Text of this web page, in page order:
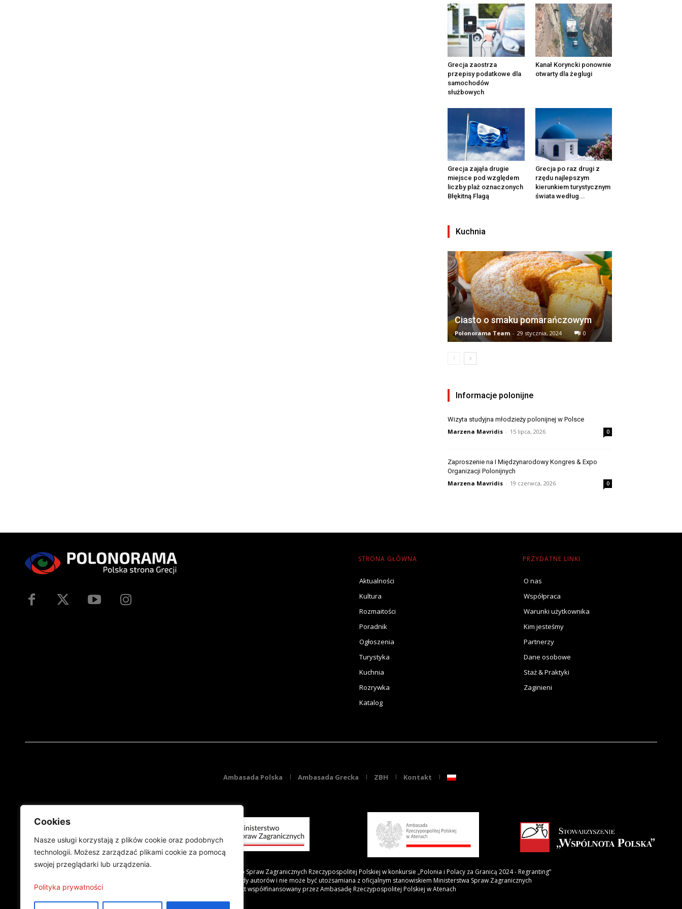
Cookies
Nasze usługi korzystają z plików cookie oraz podobnych
technologii. Możesz zarządzać plikami cookie za pomocą
swojej przeglądarki lub urządzenia.
Polityka prywatności
Grecja zaostrza
przepisy podatkowe dla
samochodów
służbowych
Kanał Koryncki ponownie
otwarty dla żeglugi
Grecja zająła drugie
miejsce pod względem
liczby plaż oznaczonych
Błękitną Flagą
Grecja po raz drugi z
rzędu najlepszym
kierunkiem turystycznym
świata według...
Kuchnia
Ciasto o smaku pomarańczowym
Polonorama Team - 29 stycznia, 2024 0
Informacje polonijne
Wizyta studyjna młodzieży polonijnej w Polsce
Marzena Mavridis - 15 lipca, 2026 0
Zaproszenie na I Międzynarodowy Kongres & Expo
Organizacji Polonijnych
Marzena Mavridis - 19 czerwca, 2026 0
STRONA GŁÓWNA
Aktualności
Kultura
Rozmaitości
Poradnik
Ogłoszenia
Turystyka
Kuchnia
Rozrywka
Katalog
PRZYDATNE LINKI
O nas
Współpraca
Warunki użytkownika
Kim jesteśmy
Partnerzy
Dane osobowe
Staż & Praktyki
Zaginieni
Ambasada Polska Ambasada Grecka ZBH Kontakt
Projekt finansowany przez Ministerstwo Spraw Zagranicznych Rzeczypospolitej Polskiej w konkursie „Polonia i Polacy za Granicą 2024 - Regranting”
Publikacja wyraża jedynie poglądy autorów i nie może być utożsamiana z oficjalnym stanowiskiem Ministerstwa Spraw Zagranicznych
Projekt współfinansowany przez Ambasadę Rzeczypospolitej Polskiej w Atenach